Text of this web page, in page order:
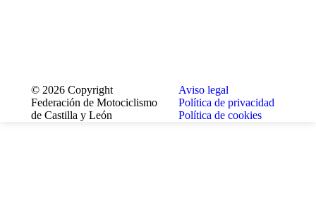
© 2026 Copyright
Federación de Motociclismo
de Castilla y León
Aviso legal
Política de privacidad
Política de cookies